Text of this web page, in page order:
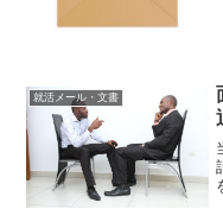
就活メール・文書